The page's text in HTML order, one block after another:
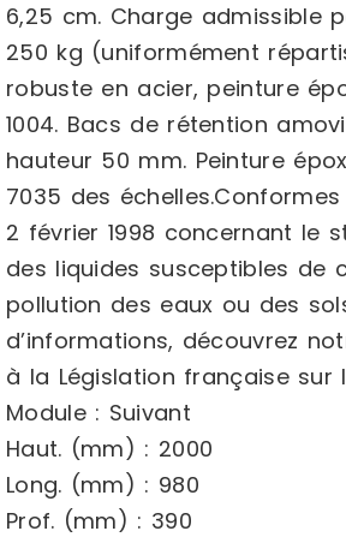
6,25 cm. Charge admissible
250 kg (uniformément
robuste en acier, peinture
1004. Bacs de rétention
hauteur 50 mm. Peinture
7035 des échelles.Conformes
2 février 1998 concernant le
des liquides susceptibles de
pollution des eaux ou des
d’informations, découvrez
à la Législation française sur
Module : Suivant
Haut. (mm) : 2000
Long. (mm) : 980
Prof. (mm) : 390